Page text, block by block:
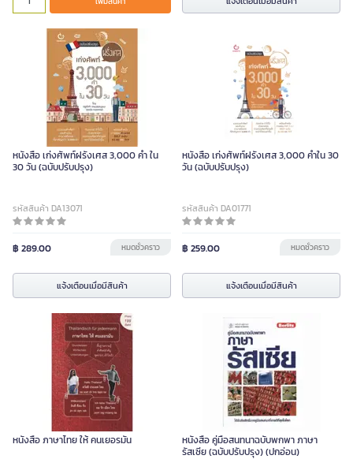
หนังสือ เก่งศัพท์ฝรั่งเศส 3,000 คำ ใน
30 วัน (ฉบับปรับปรุง)
รหัสสินค้า DA13071
฿ 289.00 หมดชั่วคราว
แจ้งเตือนเมื่อมีสินค้า
หนังสือ เก่งศัพท์ฝรั่งเศส 3,000 คำใน 30
วัน (ฉบับปรับปรุง)
รหัสสินค้า DA01771
฿ 259.00 หมดชั่วคราว
แจ้งเตือนเมื่อมีสินค้า
หนังสือ ภาษาไทย ให้ คนเยอรมัน
หนังสือ คู่มือสนทนาฉบับพกพา ภาษา
รัสเซีย (ฉบับปรับปรุง) (ปกอ่อน)